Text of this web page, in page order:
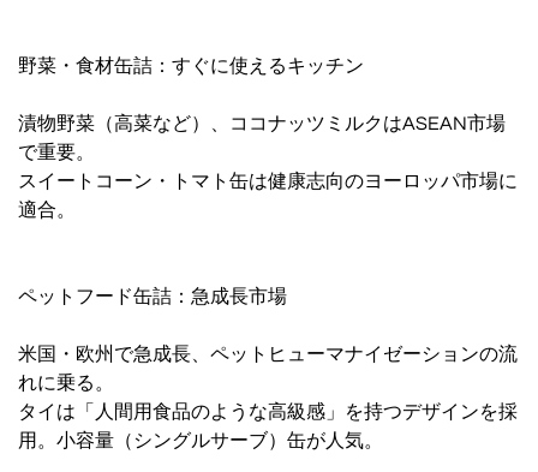
野菜・食材缶詰：すぐに使えるキッチン
漬物野菜（高菜など）、ココナッツミルクはASEAN市場
で重要。
スイートコーン・トマト缶は健康志向のヨーロッパ市場に
適合。
ペットフード缶詰：急成長市場
米国・欧州で急成長、ペットヒューマナイゼーションの流
れに乗る。
タイは「人間用食品のような高級感」を持つデザインを採
用。小容量（シングルサーブ）缶が人気。